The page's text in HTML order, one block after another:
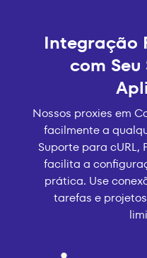
Integração
com
Nossos proxies em
facilmente a
Suporte para cURL,
facilita a
prática. Use
tarefas e